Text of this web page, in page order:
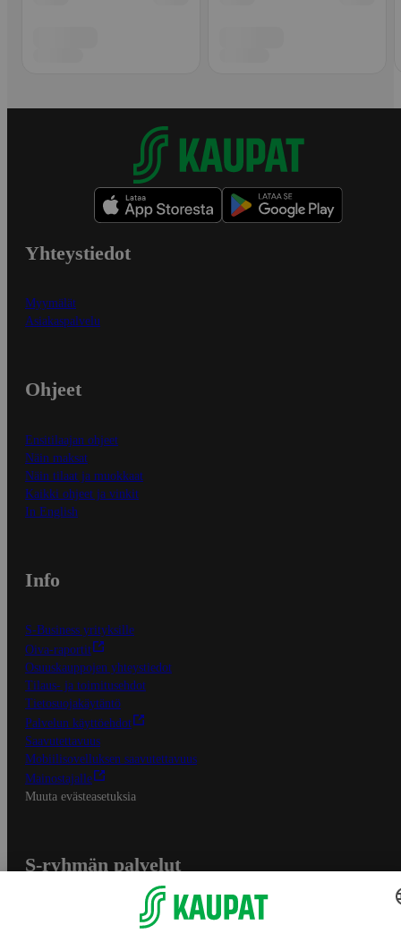
Yhteystiedot
Myymälät
Asiakaspalvelu
Ohjeet
Ensitilaajan ohjeet
Näin maksat
Näin tilaat ja muokkaat
Kaikki ohjeet ja vinkit
In English
Info
S-Business yrityksille
Oiva-raportit
Osuuskauppojen yhteystiedot
Tilaus- ja toimitusehdot
Tietosuojakäytäntö
Palvelun käyttöehdot
Saavutettavuus
Mobiilisovelluksen saavutettavuus
Mainostajalle
Muuta evästeasetuksia
S-ryhmän palvelut